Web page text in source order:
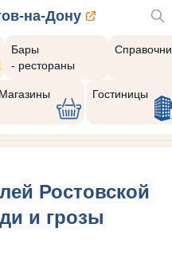
на-Дону
Бары
- рестораны
Магазины Гостиницы
Ростовской
и грозы